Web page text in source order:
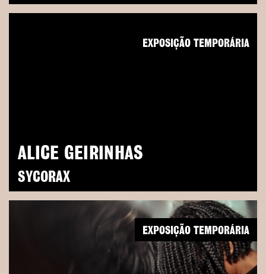
ALICE GEIRINHAS
SYCORAX
EXPOSIÇÃO TEMPORÁRIA
EXPOSIÇÃO TEMPORÁRIA